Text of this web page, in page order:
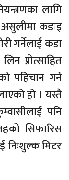
लागि
असुलीमा कडाइ
गर्नेलाई कडा
प्रोत्साहित
पहिचान गर्ने
हो । यस्तै
पनि
सिफारिस
निःशुल्क मिटर